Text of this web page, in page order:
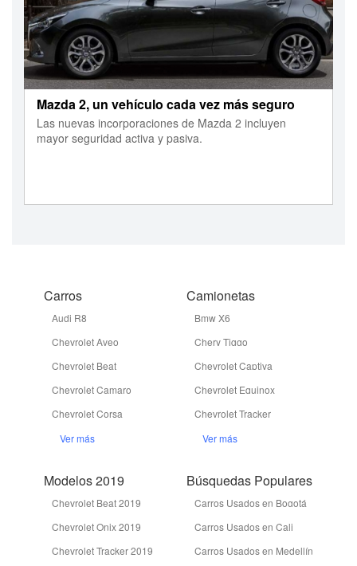
Mazda 2, un vehículo cada vez más seguro
Las nuevas incorporaciones de Mazda 2 incluyen
mayor seguridad activa y pasiva.
Carros
Audi R8
Chevrolet Aveo
Chevrolet Beat
Chevrolet Camaro
Chevrolet Corsa
Ver más
Camionetas
Bmw X6
Chery Tiggo
Chevrolet Captiva
Chevrolet Equinox
Chevrolet Tracker
Ver más
Modelos 2019
Chevrolet Beat 2019
Chevrolet Onix 2019
Chevrolet Tracker 2019
Búsquedas Populares
Carros Usados en Bogotá
Carros Usados en Cali
Carros Usados en Medellín